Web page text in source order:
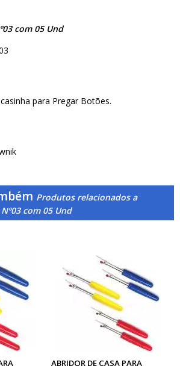
com 05 Und
para Pregar Botões.
Produtos relacionados a
com 05 Und
ABRIDOR DE CASA PARA